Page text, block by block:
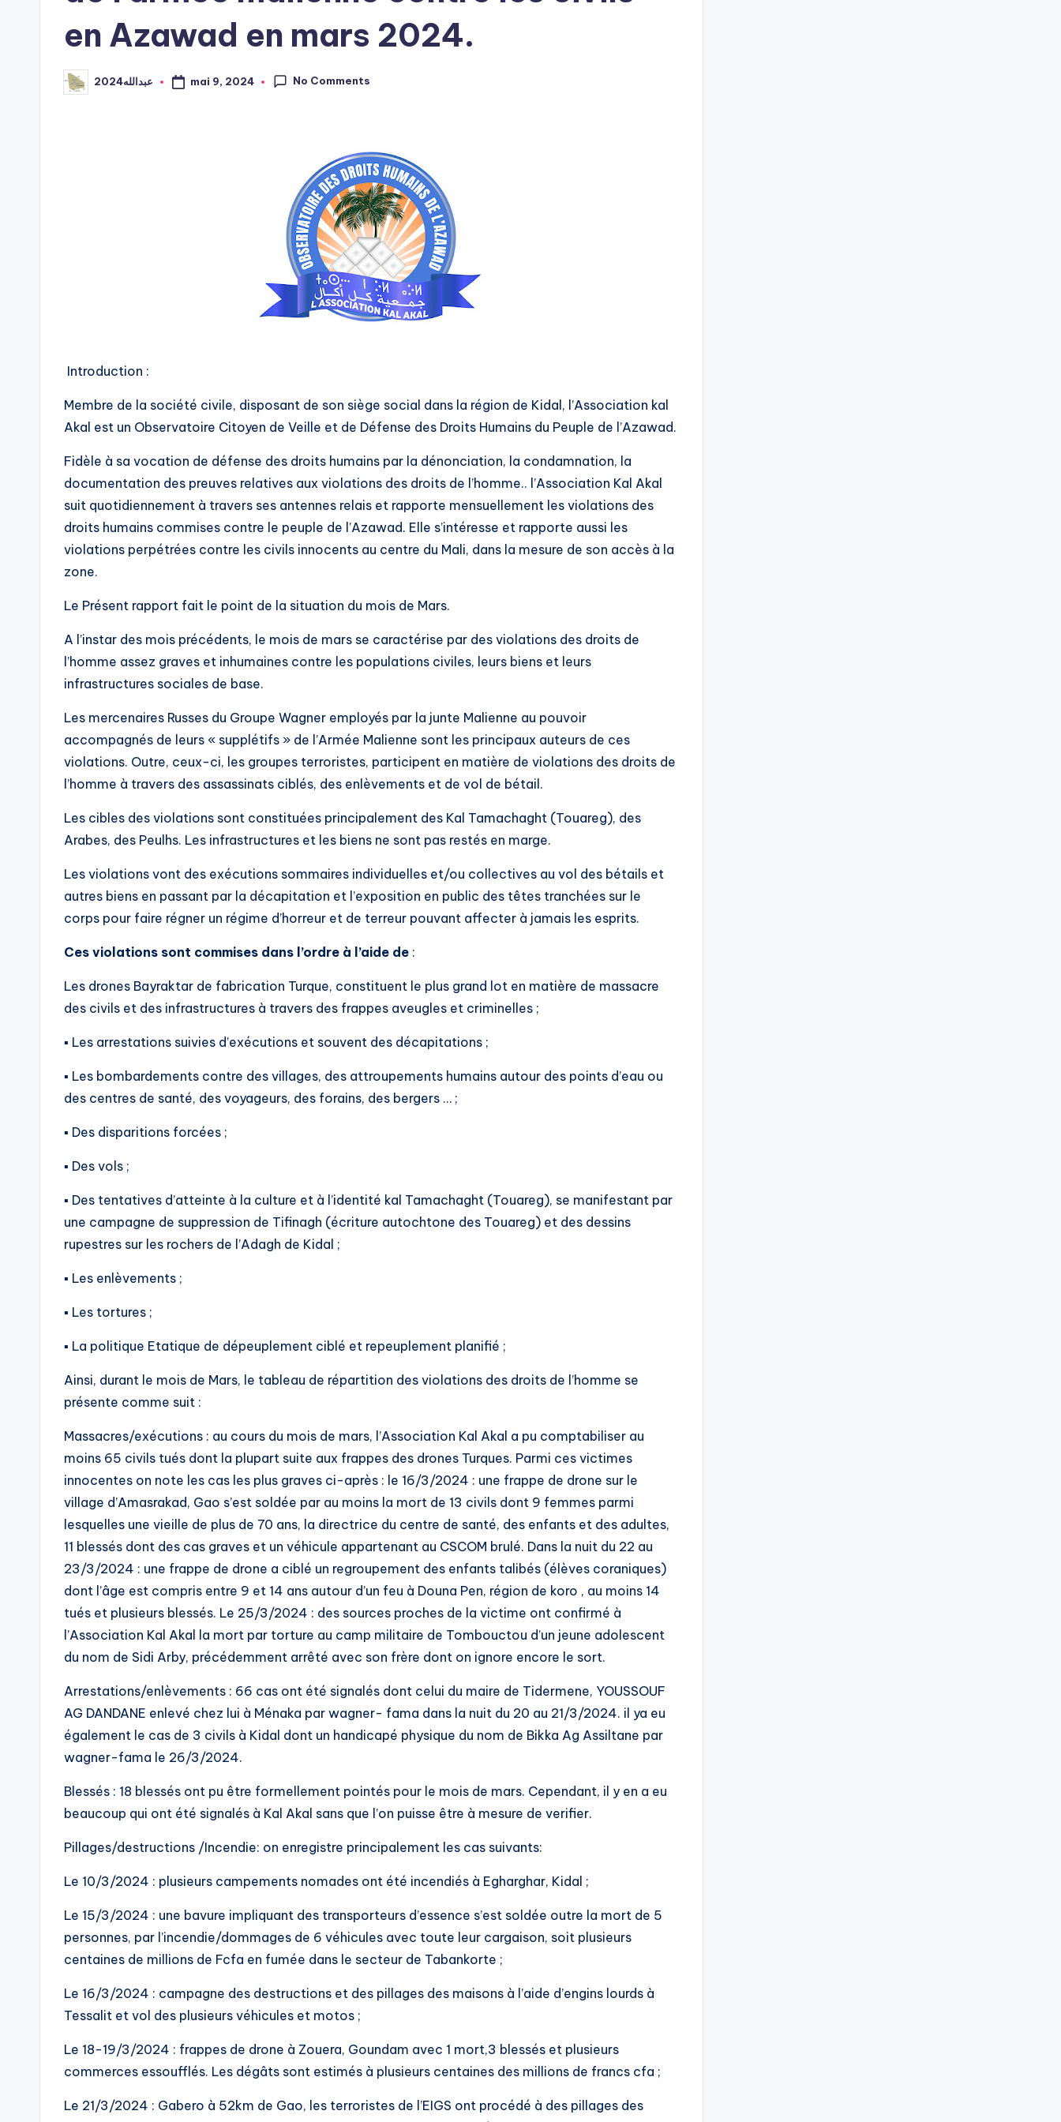
en Azawad en mars 2024.
Posted
by
عبدالله2024 mai 9, 2024 No Comments
Introduction :
Membre de la société civile, disposant de son siège social dans la région de Kidal, l’Association kal
Akal est un Observatoire Citoyen de Veille et de Défense des Droits Humains du Peuple de l’Azawad.
Fidèle à sa vocation de défense des droits humains par la dénonciation, la condamnation, la
documentation des preuves relatives aux violations des droits de l’homme.. l’Association Kal Akal
suit quotidiennement à travers ses antennes relais et rapporte mensuellement les violations des
droits humains commises contre le peuple de l’Azawad. Elle s’intéresse et rapporte aussi les
violations perpétrées contre les civils innocents au centre du Mali, dans la mesure de son accès à la
zone.
Le Présent rapport fait le point de la situation du mois de Mars.
A l’instar des mois précédents, le mois de mars se caractérise par des violations des droits de
l’homme assez graves et inhumaines contre les populations civiles, leurs biens et leurs
infrastructures sociales de base.
Les mercenaires Russes du Groupe Wagner employés par la junte Malienne au pouvoir
accompagnés de leurs « supplétifs » de l’Armée Malienne sont les principaux auteurs de ces
violations. Outre, ceux-ci, les groupes terroristes, participent en matière de violations des droits de
l’homme à travers des assassinats ciblés, des enlèvements et de vol de bétail.
Les cibles des violations sont constituées principalement des Kal Tamachaght (Touareg), des
Arabes, des Peulhs. Les infrastructures et les biens ne sont pas restés en marge.
Les violations vont des exécutions sommaires individuelles et/ou collectives au vol des bétails et
autres biens en passant par la décapitation et l’exposition en public des têtes tranchées sur le
corps pour faire régner un régime d’horreur et de terreur pouvant affecter à jamais les esprits.
Ces violations sont commises dans l’ordre à l’aide de :
Les drones Bayraktar de fabrication Turque, constituent le plus grand lot en matière de massacre
des civils et des infrastructures à travers des frappes aveugles et criminelles ;
▪ Les arrestations suivies d’exécutions et souvent des décapitations ;
▪ Les bombardements contre des villages, des attroupements humains autour des points d’eau ou
des centres de santé, des voyageurs, des forains, des bergers … ;
▪ Des disparitions forcées ;
▪ Des vols ;
▪ Des tentatives d’atteinte à la culture et à l’identité kal Tamachaght (Touareg), se manifestant par
une campagne de suppression de Tifinagh (écriture autochtone des Touareg) et des dessins
rupestres sur les rochers de l’Adagh de Kidal ;
▪ Les enlèvements ;
▪ Les tortures ;
▪ La politique Etatique de dépeuplement ciblé et repeuplement planifié ;
Ainsi, durant le mois de Mars, le tableau de répartition des violations des droits de l’homme se
présente comme suit :
Massacres/exécutions : au cours du mois de mars, l’Association Kal Akal a pu comptabiliser au
moins 65 civils tués dont la plupart suite aux frappes des drones Turques. Parmi ces victimes
innocentes on note les cas les plus graves ci-après : le 16/3/2024 : une frappe de drone sur le
village d’Amasrakad, Gao s’est soldée par au moins la mort de 13 civils dont 9 femmes parmi
lesquelles une vieille de plus de 70 ans, la directrice du centre de santé, des enfants et des adultes,
11 blessés dont des cas graves et un véhicule appartenant au CSCOM brulé. Dans la nuit du 22 au
23/3/2024 : une frappe de drone a ciblé un regroupement des enfants talibés (élèves coraniques)
dont l’âge est compris entre 9 et 14 ans autour d’un feu à Douna Pen, région de koro , au moins 14
tués et plusieurs blessés. Le 25/3/2024 : des sources proches de la victime ont confirmé à
l’Association Kal Akal la mort par torture au camp militaire de Tombouctou d’un jeune adolescent
du nom de Sidi Arby, précédemment arrêté avec son frère dont on ignore encore le sort.
Arrestations/enlèvements : 66 cas ont été signalés dont celui du maire de Tidermene, YOUSSOUF
AG DANDANE enlevé chez lui à Ménaka par wagner- fama dans la nuit du 20 au 21/3/2024. il ya eu
également le cas de 3 civils à Kidal dont un handicapé physique du nom de Bikka Ag Assiltane par
wagner-fama le 26/3/2024.
Blessés : 18 blessés ont pu être formellement pointés pour le mois de mars. Cependant, il y en a eu
beaucoup qui ont été signalés à Kal Akal sans que l’on puisse être à mesure de verifier.
Pillages/destructions /Incendie: on enregistre principalement les cas suivants:
Le 10/3/2024 : plusieurs campements nomades ont été incendiés à Egharghar, Kidal ;
Le 15/3/2024 : une bavure impliquant des transporteurs d’essence s’est soldée outre la mort de 5
personnes, par l’incendie/dommages de 6 véhicules avec toute leur cargaison, soit plusieurs
centaines de millions de Fcfa en fumée dans le secteur de Tabankorte ;
Le 16/3/2024 : campagne des destructions et des pillages des maisons à l’aide d’engins lourds à
Tessalit et vol des plusieurs véhicules et motos ;
Le 18-19/3/2024 : frappes de drone à Zouera, Goundam avec 1 mort,3 blessés et plusieurs
commerces essoufflés. Les dégâts sont estimés à plusieurs centaines des millions de francs cfa ;
Le 21/3/2024 : Gabero à 52km de Gao, les terroristes de l’EIGS ont procédé à des pillages des